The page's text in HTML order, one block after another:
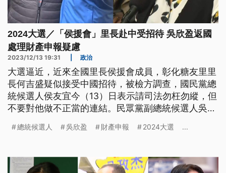
2024大選／「侯援會」里長赴中受招待 吳欣盈返國
處理財產申報疑慮
2023/12/13 19:31 政治
大選逼近，近來全國里長侯援會成員，彰化糖友里里
長何吉盛疑似接受中國招待，被檢方調查，國民黨總
統候選人侯友宜今（13）日表示請司法勿枉勿縱，但
不要對他做不正當的連結。民眾黨副總統候選人吳欣
還在整理中、會依規定辦理，副總統賴清德則接見日
平。
總統候選人 吳欣盈 財產申報 2024大選 ...